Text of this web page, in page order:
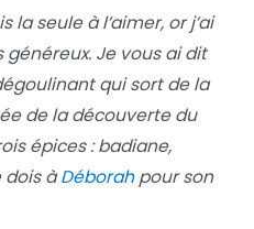
la seule à l’aimer, or j’ai
Je vous ai dit
qui sort de la
de la découverte du
épices : badiane,
dois àDéborahpour son